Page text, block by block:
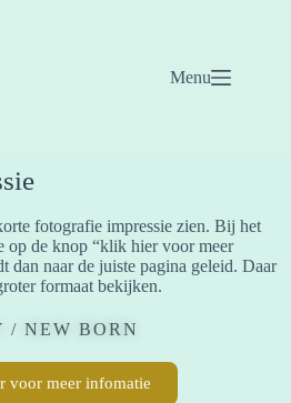
Menu
fotografie impressie zien. Bij het
op de knop “klik hier voor meer
dan naar de juiste pagina geleid. Daar
formaat bekijken.
/ NEW BORN
voor meer infomatie